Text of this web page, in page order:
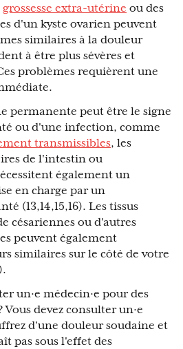
grossesse extra-utérine ou des
d'un kyste ovarien peuvent
similaires à la douleur
à être plus sévères et
problèmes requièrent une
permanente peut être le signe
ou d'une infection, comme
transmissibles, les
de l'intestin ou
également un
en charge par un
(13,14,15,16). Les tissus
césariennes ou d'autres
peuvent également
similaires sur le côté de votre
un·e médecin·e pour des
devez consulter un·e
d'une douleur soudaine et
pas sous l'effet des